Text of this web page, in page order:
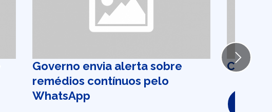
Governo envia alerta sobre
remédios contínuos pelo
WhatsApp
Next